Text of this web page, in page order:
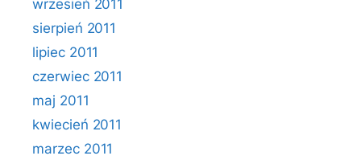
wrzesień 2011
sierpień 2011
lipiec 2011
czerwiec 2011
maj 2011
kwiecień 2011
marzec 2011